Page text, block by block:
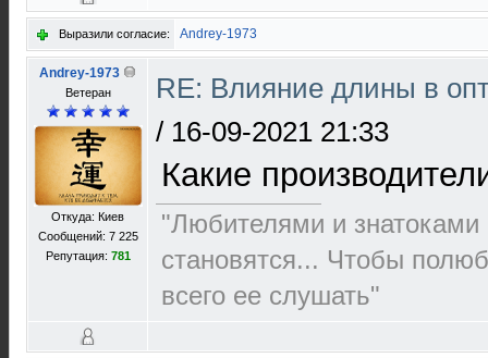
Выразили согласие: Andrey-1973
Andrey-1973
Ветеран
Откуда: Киев
Сообщений: 7 225
Репутация: 781
RE: Влияние длины в
/ 16-09-2021 21:33
Какие
"Любителями и
становятся... Чтобы
всего ее слушать"